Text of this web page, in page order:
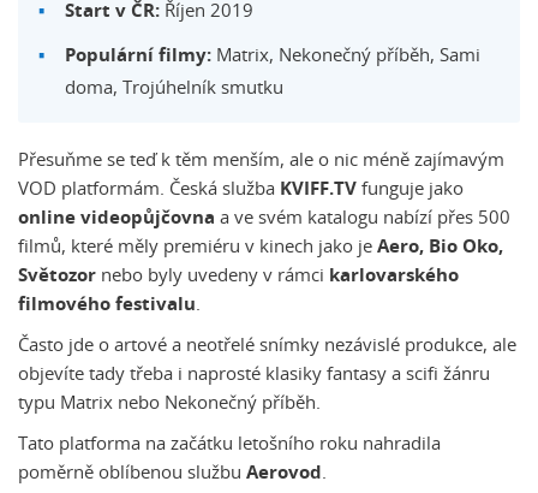
Start v ČR:Říjen 2019
Populární filmy:Matrix, Nekonečný příběh, Sami
doma, Trojúhelník smutku
Přesuňme se teď k těm menším, ale o nic méně zajímavým
VOD platformám. Česká služba KVIFF.TV funguje jako
online videopůjčovna a ve svém katalogu nabízí přes 500
filmů, které měly premiéru v kinech jako je Aero, Bio Oko,
Světozor nebo byly uvedeny v rámci karlovarského
filmového festivalu
Často jde o artové a neotřelé snímky nezávislé produkce, ale
objevíte tady třeba i naprosté klasiky fantasy a scifi žánru
typu Matrix nebo Nekonečný příběh.
Tato platforma na začátku letošního roku nahradila
poměrně oblíbenou službu Aerovod